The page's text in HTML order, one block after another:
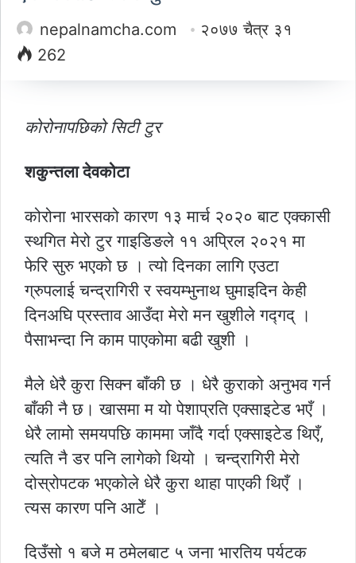
nepalnamcha.com
२०७७ चैत्र ३१
262
कोरोनापछिको सिटी टुर
शकुन्तला देवकोटा
कोरोना भारसको कारण १३ मार्च २०२० बाट एक्कासी
स्थगित मेरो टुर गाइडिङले ११ अप्रिल २०२१ मा
फेरि सुरु भएको छ । त्यो दिनका लागि एउटा
ग्रुपलाई चन्द्रागिरी र स्वयम्भुनाथ घुमाइदिन केही
दिनअघि प्रस्ताव आउँदा मेरो मन खुशीले गद्गद् ।
पैसाभन्दा नि काम पाएकोमा बढी खुशी ।
मैले धेरै कुरा सिक्न बाँकी छ । धेरै कुराको अनुभव गर्न
बाँकी नै छ। खासमा म यो पेशाप्रति एक्साइटेड भएँ ।
धेरै लामो समयपछि काममा जाँदै गर्दा एक्साइटेड थिएँ,
त्यति नै डर पनि लागेको थियो । चन्द्रागिरी मेरो
दोस्रोपटक भएकोले धेरै कुरा थाहा पाएकी थिएँ ।
त्यस कारण पनि आटेँ ।
दिउँसो १ बजे म ठमेलबाट ५ जना भारतिय पर्यटक